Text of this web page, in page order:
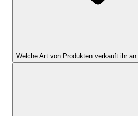
Welche Art von Produkten verkauft ihr